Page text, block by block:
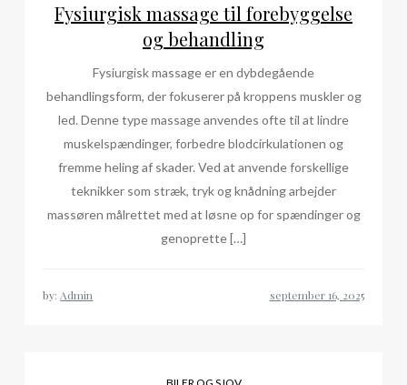
Fysiurgisk massage til forebyggelse
og behandling
Fysiurgisk massage er en dybdegående
behandlingsform, der fokuserer på kroppens muskler og
led. Denne type massage anvendes ofte til at lindre
muskelspændinger, forbedre blodcirkulationen og
fremme heling af skader. Ved at anvende forskellige
teknikker som stræk, tryk og knådning arbejder
massøren målrettet med at løsne op for spændinger og
genoprette […]
by: Admin